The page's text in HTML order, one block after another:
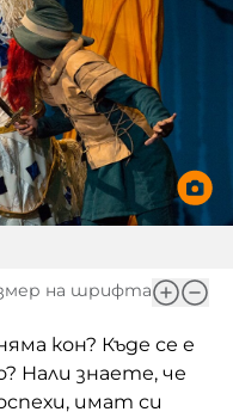
на шрифта
кон? Къде се е
Нали знаете, че
имат си